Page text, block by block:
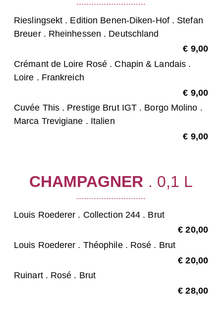
Rieslingsekt . Edition Benen-Diken-Hof . Stefan
Breuer . Rheinhessen . Deutschland
€ 9,00
Crémant de Loire Rosé . Chapin & Landais .
Loire . Frankreich
€ 9,00
Cuvée This . Prestige Brut IGT . Borgo Molino .
Marca Trevigiane . Italien
€ 9,00
CHAMPAGNER . 0,1 L
Louis Roederer . Collection 244 . Brut
€ 20,00
Louis Roederer . Théophile . Rosé . Brut
€ 20,00
Ruinart . Rosé . Brut
€ 28,00